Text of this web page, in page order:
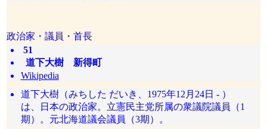
政治家・議員・首長
51
道下大樹 新得町
Wikipedia
道下大樹（みちした だいき、1975年12月24日 - ）
は、日本の政治家。立憲民主党所属の衆議院議員（1
期）。元北海道議会議員（3期）。